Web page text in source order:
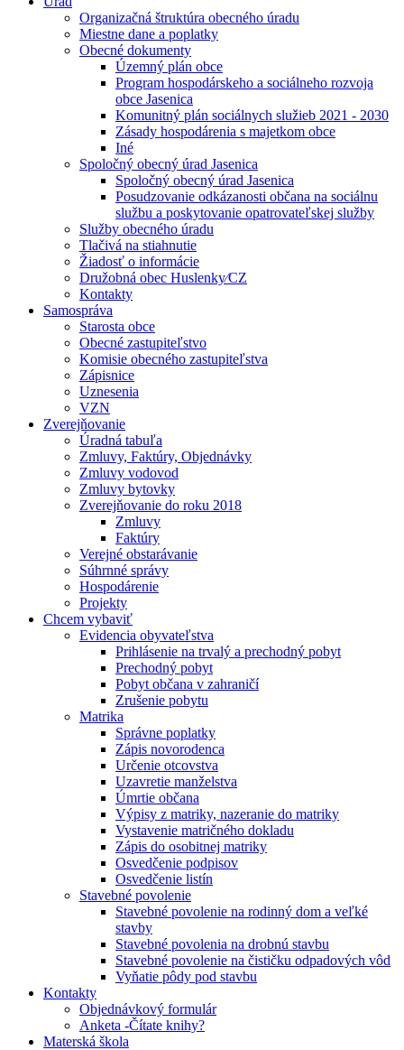
Organizačná štruktúra obecného úradu
Miestne dane a poplatky
Obecné dokumenty
Územný plán obce
Program hospodárskeho a sociálneho rozvoja
obce Jasenica
Komunitný plán sociálnych služieb 2021 - 2030
Zásady hospodárenia s majetkom obce
Iné
Spoločný obecný úrad Jasenica
Spoločný obecný úrad Jasenica
Posudzovanie odkázanosti občana na sociálnu
službu a poskytovanie opatrovateľskej služby
Služby obecného úradu
Tlačivá na stiahnutie
Žiadosť o informácie
Družobná obec Huslenky⁄CZ
Kontakty
Samospráva
Starosta obce
Obecné zastupiteľstvo
Komisie obecného zastupiteľstva
Zápisnice
Uznesenia
VZN
Zverejňovanie
Úradná tabuľa
Zmluvy, Faktúry, Objednávky
Zmluvy vodovod
Zmluvy bytovky
Zverejňovanie do roku 2018
Zmluvy
Faktúry
Verejné obstarávanie
Súhrnné správy
Hospodárenie
Projekty
Chcem vybaviť
Evidencia obyvateľstva
Prihlásenie na trvalý a prechodný pobyt
Prechodný pobyt
Pobyt občana v zahraničí
Zrušenie pobytu
Matrika
Správne poplatky
Zápis novorodenca
Určenie otcovstva
Uzavretie manželstva
Úmrtie občana
Výpisy z matriky, nazeranie do matriky
Vystavenie matričného dokladu
Zápis do osobitnej matriky
Osvedčenie podpisov
Osvedčenie listín
Stavebné povolenie
Stavebné povolenie na rodinný dom a veľké
stavby
Stavebné povolenia na drobnú stavbu
Stavebné povolenie na čističku odpadových vôd
Vyňatie pôdy pod stavbu
Kontakty
Objednávkový formulár
Anketa -Čítate knihy?
Materská škola